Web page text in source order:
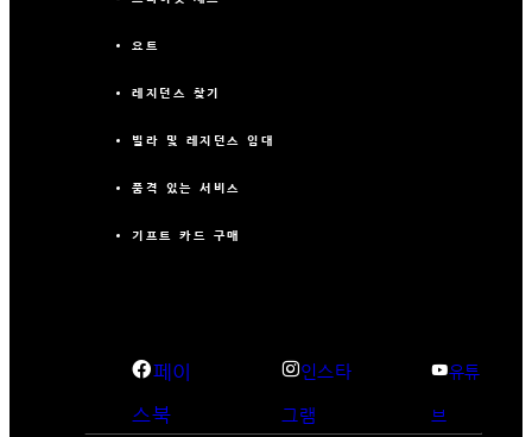
요트
레지던스 찾기
빌라 및 레지던스 임대
품격 있는 서비스
기프트 카드 구매
페이
스북
인스타
그램
유튜
브